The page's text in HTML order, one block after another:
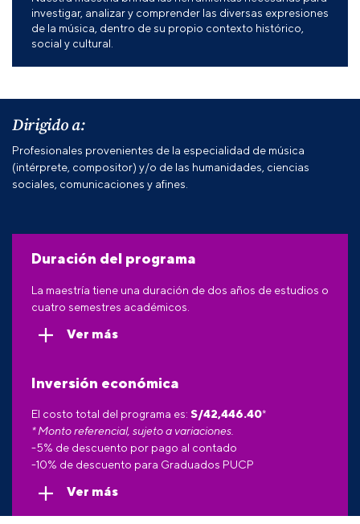
investigar, analizar y comprender las diversas expresiones
de la música, dentro de su propio contexto histórico,
social y cultural.
Dirigido a:
Profesionales provenientes de la especialidad de música
(intérprete, compositor) y/o de las humanidades, ciencias
sociales, comunicaciones y afines.
Duración del programa
La maestría tiene una duración de dos años de estudios o
cuatro semestres académicos.
Ver más
Inversión económica
El costo total del programa es: S/42,446.40*
* Monto referencial, sujeto a variaciones.
-5% de descuento por pago al contado
-10% de descuento para Graduados PUCP
Ver más